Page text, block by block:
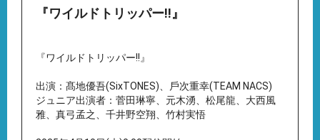
『ワイルドトリッパー!!』
『ワイルドトリッパー!!』
出演：髙地優吾(SixTONES)、⼾次重幸(TEAM NACS)
ジュニア出演者：菅⽥琳寧、元⽊湧、松尾⿓、⼤⻄⾵
雅、真⼸孟之、千井野空翔、⽵村実悟